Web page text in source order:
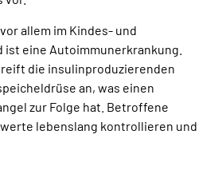
allem im Kindes- und
eine Autoimmunerkrankung.
die insulinproduzierenden
an, was einen
zur Folge hat. Betroffene
lebenslang kontrollieren und